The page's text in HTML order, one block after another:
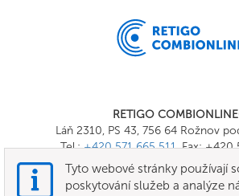
RETIGO
Láň 2310, PS 43, 756 64 Rožnov
Tel.:+420 571 665 511, Fax: +420
E-mail:
Tyto webové stránky používají
poskytování služeb a analýze